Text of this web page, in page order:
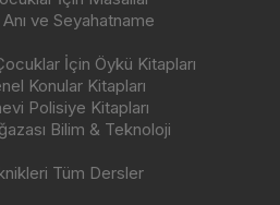
Anı ve Seyahatname
İçin Öykü Kitapları
Konular Kitapları
Polisiye Kitapları
Bilim & Teknoloji
Tüm Dersler